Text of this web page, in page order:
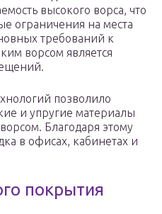
высокого ворса, что
ограничения на места
требований к
ворсом является
позволило
и упругие материалы
Благодаря этому
в офисах, кабинетах и
покрытия